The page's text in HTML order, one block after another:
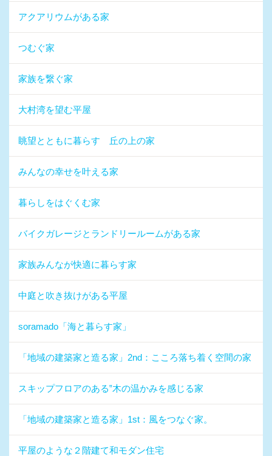
アクアリウムがある家
つむぐ家
家族を繋ぐ家
大村湾を望む平屋
眺望とともに暮らす 丘の上の家
みんなの幸せを叶える家
暮らしをはぐくむ家
バイクガレージとランドリールームがある家
家族みんなが快適に暮らす家
中庭と吹き抜けがある平屋
soramado「海と暮らす家」
「地域の建築家と造る家」2nd：こころ落ち着く空間の家
スキップフロアのある‟木の温かみを感じる家
「地域の建築家と造る家」1st：風をつなぐ家。
平屋のような２階建て和モダン住宅